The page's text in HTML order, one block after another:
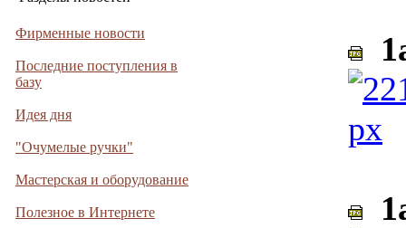
Фирменные новости
Последние поступления в
базу
Идея дня
"Очумелые ручки"
Мастерская и оборудование
Полезное в Интернете